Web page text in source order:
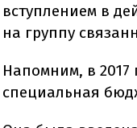
вступлением в
на группу
Напомним, в 2017
специальная